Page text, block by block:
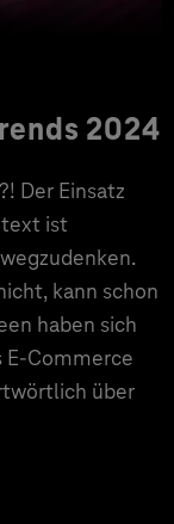
2024
Der Einsatz
ist
kann schon
haben sich
E-Commerce
über